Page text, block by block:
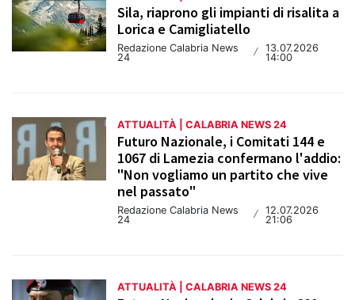
Sila, riaprono gli impianti di risalita a
Lorica e Camigliatello
Redazione Calabria News
24
/ 13.07.2026
14:00
ATTUALITÀ | CALABRIA NEWS 24
Futuro Nazionale, i Comitati 144 e
1067 di Lamezia confermano l'addio:
"Non vogliamo un partito che vive
nel passato"
Redazione Calabria News
24
/ 12.07.2026
21:06
ATTUALITÀ | CALABRIA NEWS 24